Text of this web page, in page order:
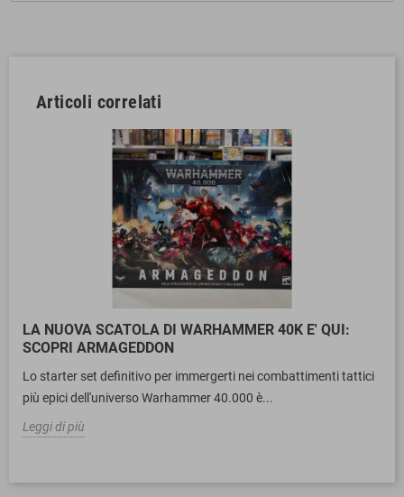
Articoli correlati
LA NUOVA SCATOLA DI WARHAMMER 40K E' QUI:
SCOPRI ARMAGEDDON
Lo starter set definitivo per immergerti nei combattimenti tattici
più epici dell'universo Warhammer 40.000 è...
Leggi di più